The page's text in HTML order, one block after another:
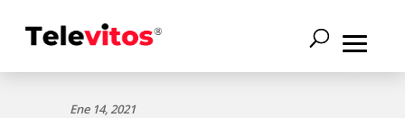
Ene 14, 2021